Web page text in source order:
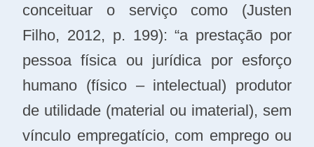
conceituar o serviço como (Justen
Filho, 2012, p. 199): “a prestação por
pessoa física ou jurídica por esforço
humano (físico – intelectual) produtor
de utilidade (material ou imaterial), sem
vínculo empregatício, com emprego ou